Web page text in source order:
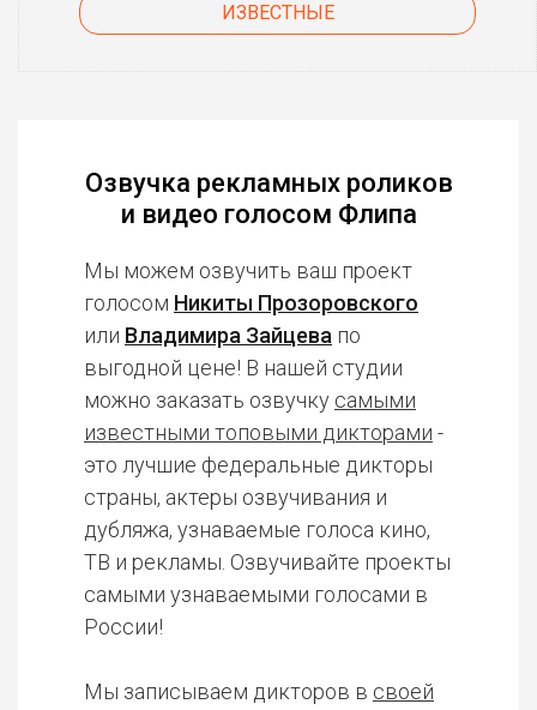
ИЗВЕСТНЫЕ
Озвучка рекламных роликов
и видео голосом Флипа
Мы можем озвучить ваш проект
голосом Никиты Прозоровского
или Владимира Зайцева по
выгодной цене! В нашей студии
можно заказать озвучку самыми
известными топовыми дикторами -
это лучшие федеральные дикторы
страны, актеры озвучивания и
дубляжа, узнаваемые голоса кино,
ТВ и рекламы. Озвучивайте проекты
самыми узнаваемыми голосами в
России!
Мы записываем дикторов в своей